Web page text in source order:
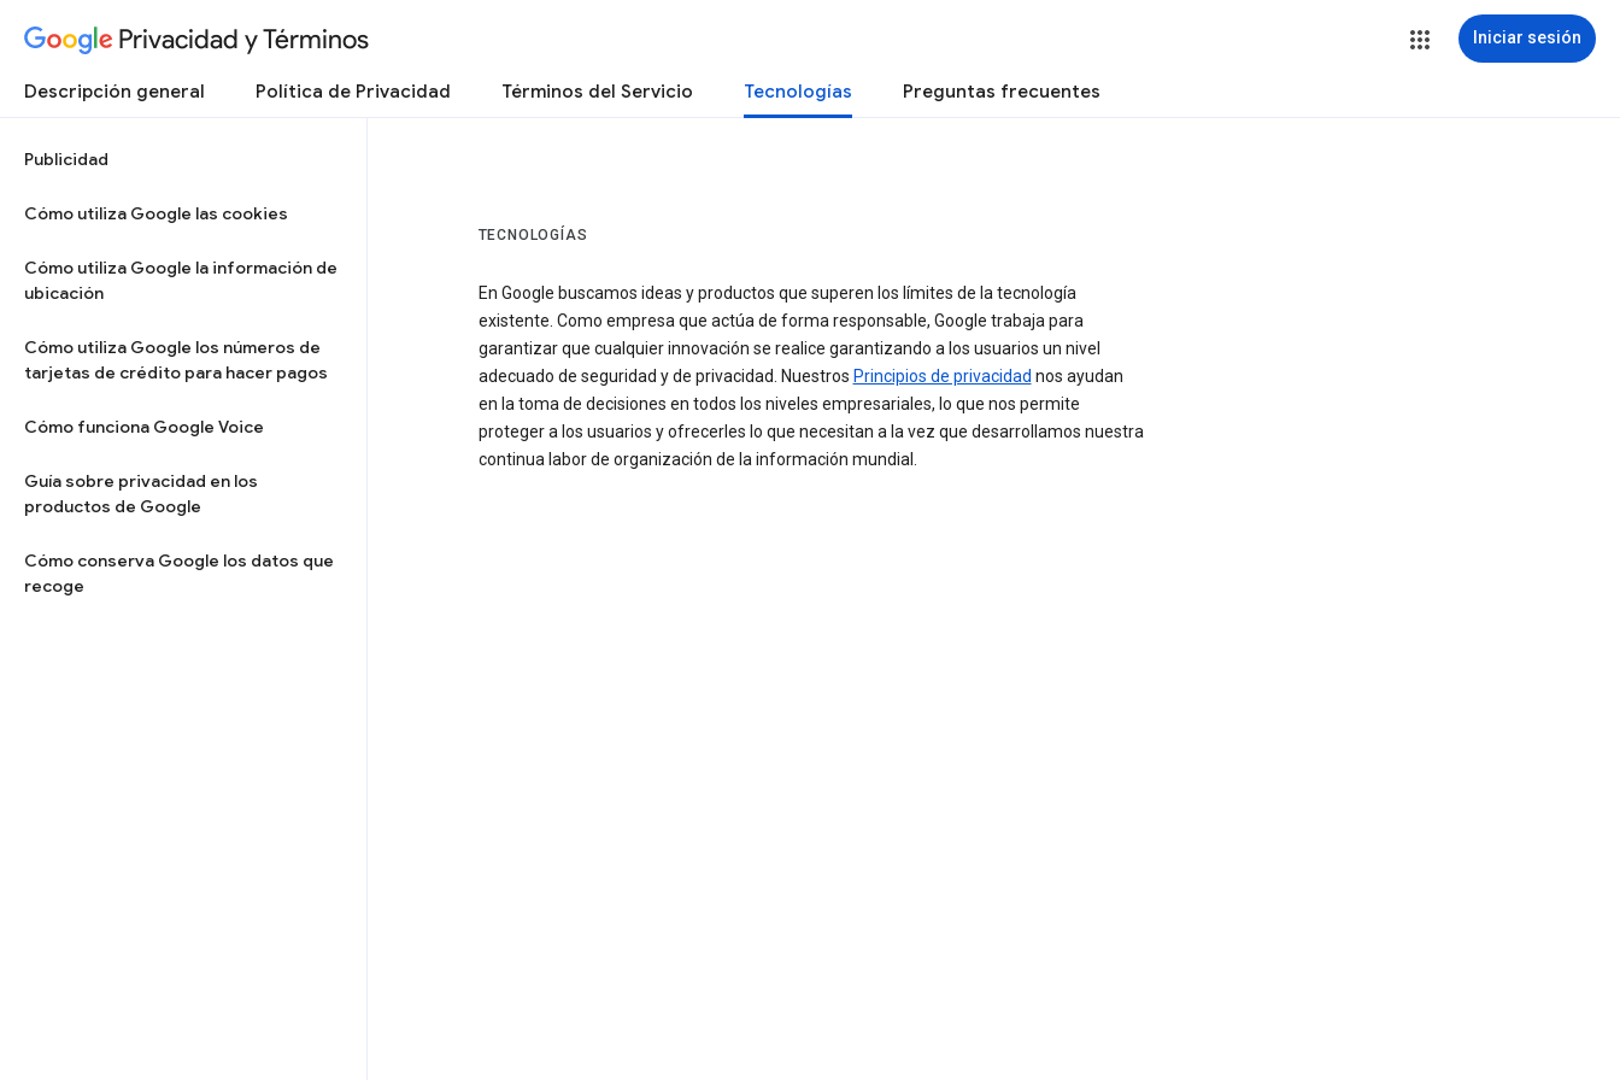
Privacidad y Términos Iniciar sesión
Descripción general Política de Privacidad Términos del Servicio Tecnologías Preguntas frecuentes
Publicidad
Cómo utiliza Google las cookies
Cómo utiliza Google la información de
ubicación
Cómo utiliza Google los números de
tarjetas de crédito para hacer pagos
Cómo funciona Google Voice
Guía sobre privacidad en los
productos de Google
Cómo conserva Google los datos que
recoge
TECNOLOGÍAS
En Google buscamos ideas y productos que superen los límites de la tecnología
existente. Como empresa que actúa de forma responsable, Google trabaja para
garantizar que cualquier innovación se realice garantizando a los usuarios un nivel
adecuado de seguridad y de privacidad. Nuestros Principios de privacidad nos ayudan
en la toma de decisiones en todos los niveles empresariales, lo que nos permite
proteger a los usuarios y ofrecerles lo que necesitan a la vez que desarrollamos nuestra
continua labor de organización de la información mundial.